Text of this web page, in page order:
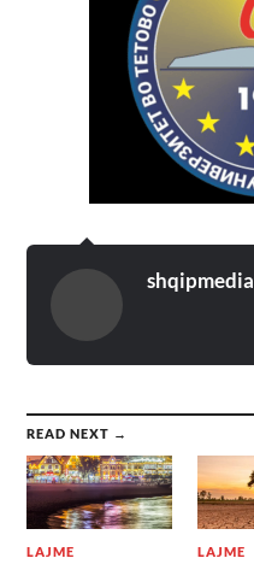
shqipmedia
READ NEXT →
LAJME LAJME